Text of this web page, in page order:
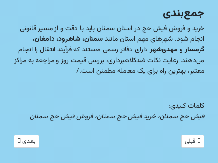
جمع‌بندی
خرید و فروش فیش حج در استان سمنان باید با دقت و از مسیر قانونی
انجام شود. شهرهای مهم استان مانندسمنان، شاهرود، دامغان،
گرمسار و مهدی‌شهردارای دفاتر رسمی هستند که فرآیند انتقال را انجام
می‌دهند. رعایت نکات ضدکلاهبرداری، بررسی قیمت روز و مراجعه به مراکز
معتبر، بهترین راه برای یک معامله مطمئن است./
کلمات کلیدی:
فیش حج سمنان، خرید فیش حج سمنان، فروش فیش حج سمنان
مطلب قبلی: فیش حج استان مرکزی: راهنمای کامل نقل و انتقال و آشنایی با مراکز معتبر در
قبلی مطلب بعدی: 🕋
بعدی